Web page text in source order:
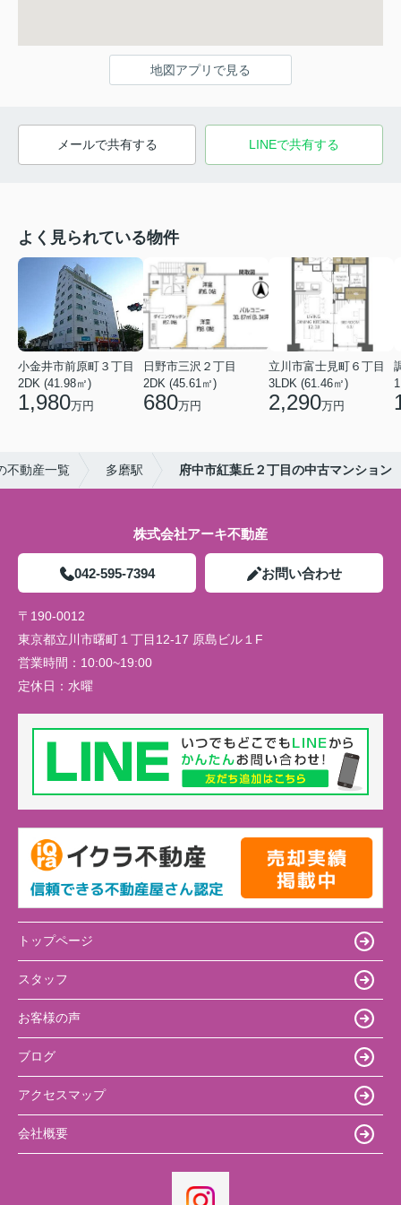
地図アプリで見る
メールで共有する LINEで共有する
よく見られている物件
小金井市前原町３丁目
2DK (41.98㎡)
1,980万円
日野市三沢２丁目
2DK (45.61㎡)
680万円
立川市富士見町６丁目
3LDK (61.46㎡)
2,290万円
不動産一覧 多磨駅 府中市紅葉丘２丁目の中古マンション
株式会社アーキ不動産
042-595-7394 お問い合わせ
〒190-0012
東京都立川市曙町１丁目12-17 原島ビル１F
営業時間： 10:00~19:00
定休日： 水曜
トップページ
スタッフ
お客様の声
ブログ
アクセスマップ
会社概要